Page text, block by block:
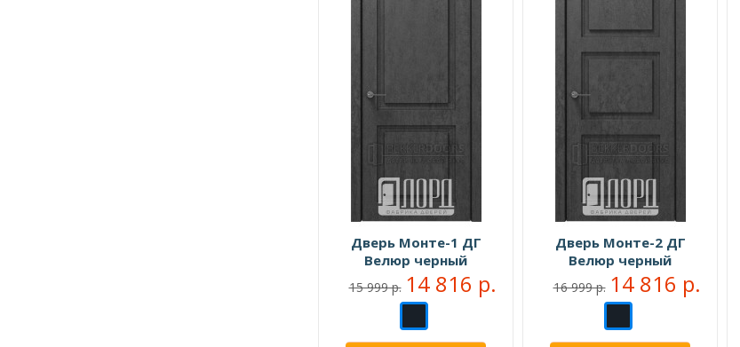
Дверь Монте-1 ДГ
Велюр черный
15 999 р. 14 816 р.
Дверь Монте-2 ДГ
Велюр черный
16 999 р. 14 816 р.